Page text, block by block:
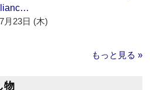
月23日 (木)
もっと見る »
物